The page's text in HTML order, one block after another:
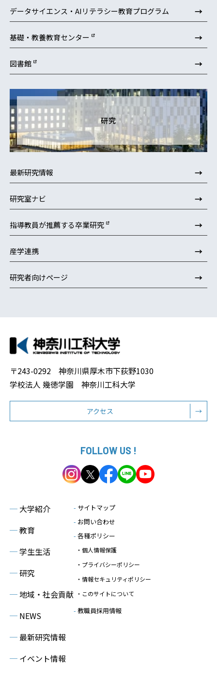
データサイエンス・AIリテラシー教育プログラム →
基礎・教養教育センター →
図書館 →
研究
最新研究情報 →
研究室ナビ →
指導教員が推薦する卒業研究 →
産学連携 →
研究者向けページ →
〒243-0292 神奈川県厚木市下荻野1030
学校法人 幾徳学園 神奈川工科大学
アクセス →
FOLLOW US !
─ 大学紹介
─教育
─学生生活
─研究
─地域・社会貢献
─ NEWS
─最新研究情報
─ イベント情報
- サイトマップ
- お問い合わせ
- 各種ポリシー
・個人情報保護
・プライバシーポリシー
・情報セキュリティポリシー
・このサイトについて
- 教職員採用情報